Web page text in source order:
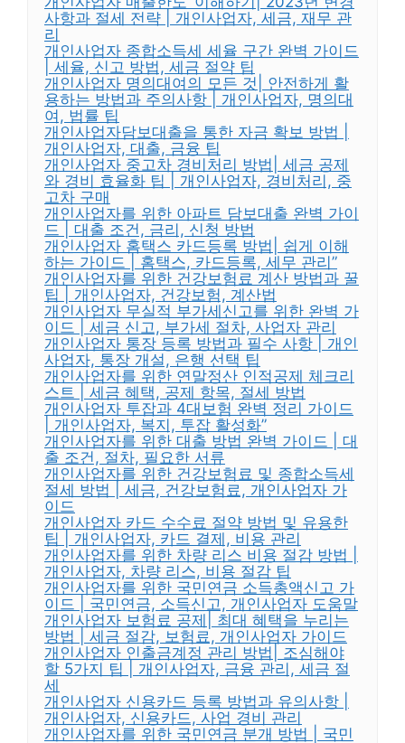
사항과 절세 전략 | 개인사업자, 세금, 재무 관
리
개인사업자 종합소득세 세율 구간 완벽 가이드
| 세율, 신고 방법, 세금 절약 팁
개인사업자 명의대여의 모든 것| 안전하게 활
용하는 방법과 주의사항 | 개인사업자, 명의대
여, 법률 팁
개인사업자담보대출을 통한 자금 확보 방법 |
개인사업자, 대출, 금융 팁
개인사업자 중고차 경비처리 방법| 세금 공제
와 경비 효율화 팁 | 개인사업자, 경비처리, 중
고차 구매
개인사업자를 위한 아파트 담보대출 완벽 가이
드 | 대출 조건, 금리, 신청 방법
개인사업자 홈택스 카드등록 방법| 쉽게 이해
하는 가이드 | 홈택스, 카드등록, 세무 관리”
개인사업자를 위한 건강보험료 계산 방법과 꿀
팁 | 개인사업자, 건강보험, 계산법
개인사업자 무실적 부가세신고를 위한 완벽 가
이드 | 세금 신고, 부가세 절차, 사업자 관리
개인사업자 통장 등록 방법과 필수 사항 | 개인
사업자, 통장 개설, 은행 선택 팁
개인사업자를 위한 연말정산 인적공제 체크리
스트 | 세금 혜택, 공제 항목, 절세 방법
개인사업자 투잡과 4대보험 완벽 정리 가이드
| 개인사업자, 복지, 투잡 활성화”
개인사업자를 위한 대출 방법 완벽 가이드 | 대
출 조건, 절차, 필요한 서류
개인사업자를 위한 건강보험료 및 종합소득세
절세 방법 | 세금, 건강보험료, 개인사업자 가
이드
개인사업자 카드 수수료 절약 방법 및 유용한
팁 | 개인사업자, 카드 결제, 비용 관리
개인사업자를 위한 차량 리스 비용 절감 방법 |
개인사업자, 차량 리스, 비용 절감 팁
개인사업자를 위한 국민연금 소득총액신고 가
이드 | 국민연금, 소득신고, 개인사업자 도움말
개인사업자 보험료 공제| 최대 혜택을 누리는
방법 | 세금 절감, 보험료, 개인사업자 가이드
개인사업자 인출금계정 관리 방법| 조심해야
할 5가지 팁 | 개인사업자, 금융 관리, 세금 절
세
개인사업자 신용카드 등록 방법과 유의사항 |
개인사업자, 신용카드, 사업 경비 관리
개인사업자를 위한 국민연금 분개 방법 | 국민